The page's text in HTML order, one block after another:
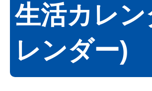
生活カレ
レンダー)